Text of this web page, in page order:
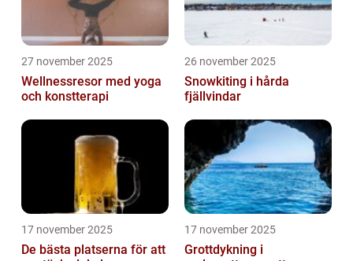
27 november 2025
Wellnessresor med yoga
och konstterapi
26 november 2025
Snowkiting i hårda
fjällvindar
17 november 2025
De bästa platserna för att
17 november 2025
Grottdykning i